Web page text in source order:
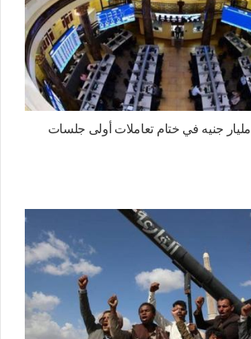
البورصة تربح 55 مليار جنيه في ختام تعاملات أولى جلسات